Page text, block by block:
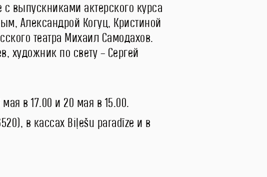
выпускниками актерского курса
Александрой Когуц, Кристиной
театра Михаил Самодахов.
художник по свету – Сергей
в 17.00 и 20 мая в 15.00.
в кассах Biļešu paradīze и в